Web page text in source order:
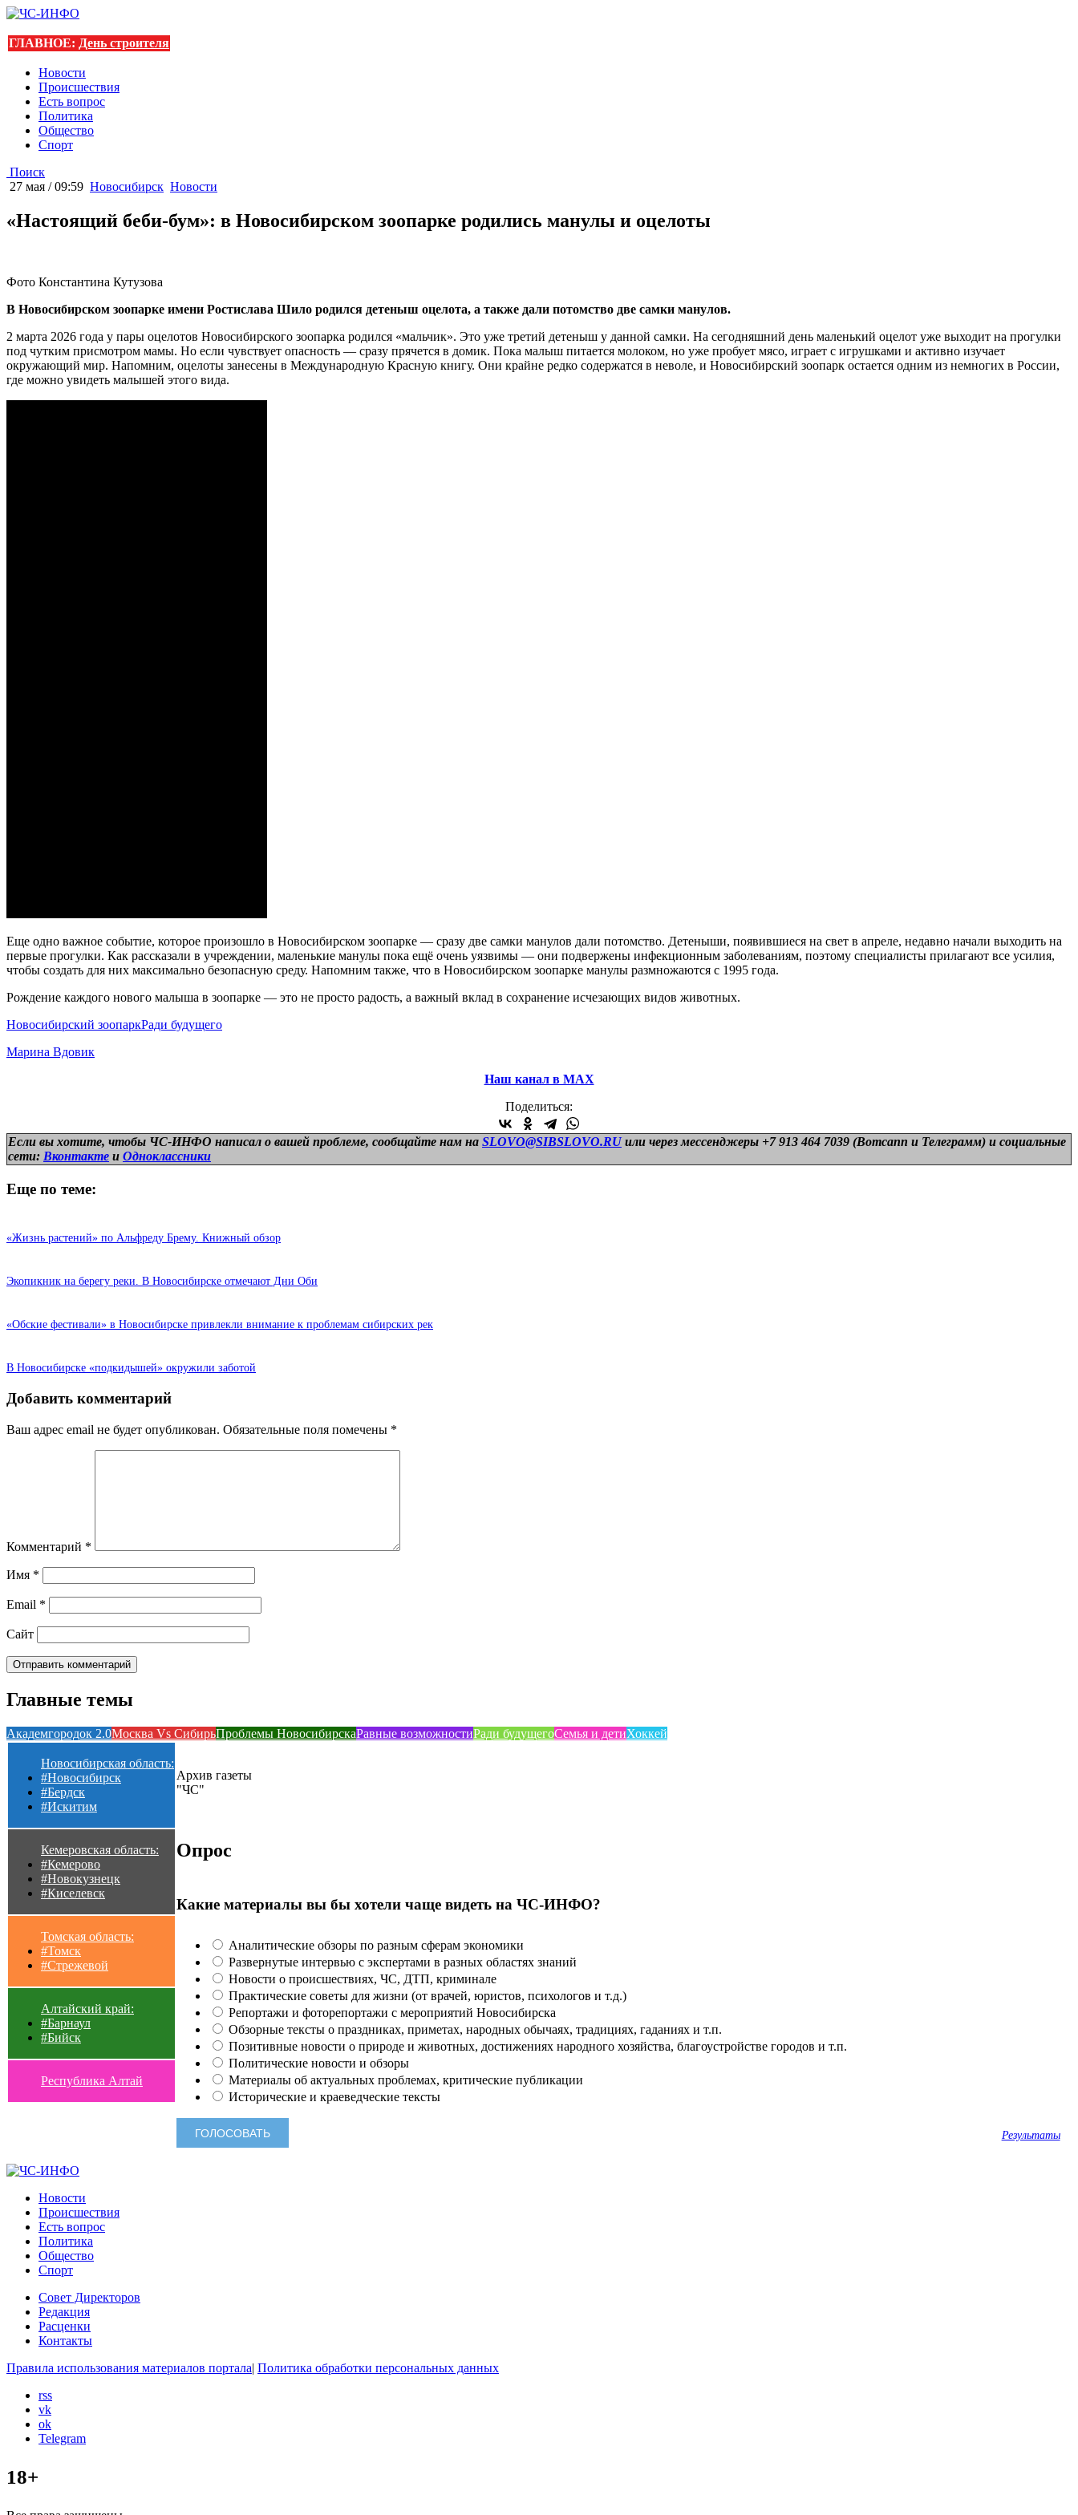
ГЛАВНОЕ: День строителя
Новости
Происшествия
Есть вопрос
Политика
Общество
Спорт
Поиск
27 мая / 09:59 Новосибирск Новости
«Настоящий беби-бум»: в Новосибирском зоопарке родились манулы и оцелоты
Фото Константина Кутузова
В Новосибирском зоопарке имени Ростислава Шило родился детеныш оцелота, а также дали потомство две самки манулов.
2 марта 2026 года у пары оцелотов Новосибирского зоопарка родился «мальчик». Это уже третий детеныш у данной самки. На сегодняшний день маленький оцелот уже выходит на прогулки
под чутким присмотром мамы. Но если чувствует опасность — сразу прячется в домик. Пока малыш питается молоком, но уже пробует мясо, играет с игрушками и активно изучает
окружающий мир. Напомним, оцелоты занесены в Международную Красную книгу. Они крайне редко содержатся в неволе, и Новосибирский зоопарк остается одним из немногих в России,
где можно увидеть малышей этого вида.
Еще одно важное событие, которое произошло в Новосибирском зоопарке — сразу две самки манулов дали потомство. Детеныши, появившиеся на свет в апреле, недавно начали выходить на
первые прогулки. Как рассказали в учреждении, маленькие манулы пока ещё очень уязвимы — они подвержены инфекционным заболеваниям, поэтому специалисты прилагают все усилия,
чтобы создать для них максимально безопасную среду. Напомним также, что в Новосибирском зоопарке манулы размножаются с 1995 года.
Рождение каждого нового малыша в зоопарке — это не просто радость, а важный вклад в сохранение исчезающих видов животных.
Новосибирский зоопаркРади будущего
Марина Вдовик
Наш канал в МАХ
Поделиться:
Если вы хотите, чтобы ЧС-ИНФО написал о вашей проблеме, сообщайте нам на SLOVO@SIBSLOVO.RU или через мессенджеры +7 913 464 7039 (Вотсапп и Телеграмм) и социальные
сети: Вконтакте и Одноклассники
Еще по теме:
«Жизнь растений» по Альфреду Брему. Книжный обзор
Экопикник на берегу реки. В Новосибирске отмечают Дни Оби
«Обские фестивали» в Новосибирске привлекли внимание к проблемам сибирских рек
В Новосибирске «подкидышей» окружили заботой
Добавить комментарий
Ваш адрес email не будет опубликован. Обязательные поля помечены *
Комментарий *
Имя *
Email *
Сайт
Главные темы
Академгородок 2.0Москва Vs СибирьПроблемы НовосибирскаРавные возможностиРади будущегоСемья и детиХоккей
Новосибирская область:
#Новосибирск
#Бердск
#Искитим
Кемеровская область:
#Кемерово
#Новокузнецк
#Киселевск
Томская область:
#Томск
#Стрежевой
Алтайский край:
#Барнаул
#Бийск
Республика Алтай
Архив газеты
"ЧС"
Опрос
Какие материалы вы бы хотели чаще видеть на ЧС-ИНФО?
Аналитические обзоры по разным сферам экономики
Развернутые интервью с экспертами в разных областях знаний
Новости о происшествиях, ЧС, ДТП, криминале
Практические советы для жизни (от врачей, юристов, психологов и т.д.)
Репортажи и фоторепортажи с мероприятий Новосибирска
Обзорные тексты о праздниках, приметах, народных обычаях, традициях, гаданиях и т.п.
Позитивные новости о природе и животных, достижениях народного хозяйства, благоустройстве городов и т.п.
Политические новости и обзоры
Материалы об актуальных проблемах, критические публикации
Исторические и краеведческие тексты
Результаты
Новости
Происшествия
Есть вопрос
Политика
Общество
Спорт
Совет Директоров
Редакция
Расценки
Контакты
Правила использования материалов портала| Политика обработки персональных данных
rss
vk
ok
Telegram
18+